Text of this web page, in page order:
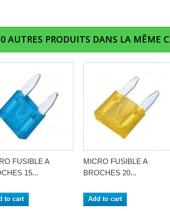
AUTRES PRODUITS DANS LA MÊME
FUSIBLE A
15...
to cart
MICRO FUSIBLE A
BROCHES 20...
Add to cart